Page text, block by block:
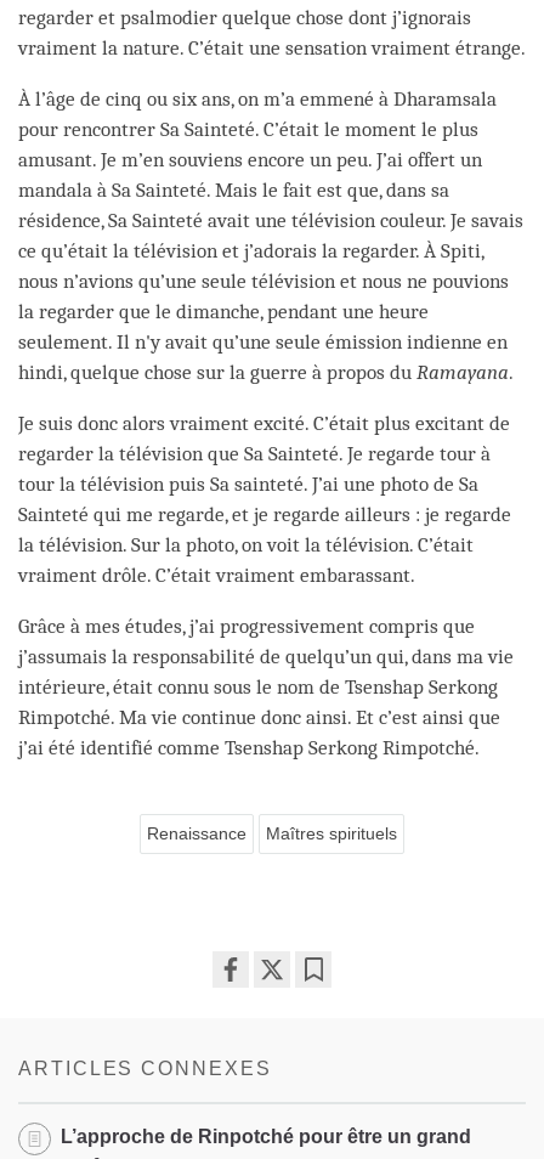
regarder et psalmodier quelque chose dont j’ignorais
vraiment la nature. C’était une sensation vraiment étrange.
À l’âge de cinq ou six ans, on m’a emmené à Dharamsala
pour rencontrer Sa Sainteté. C’était le moment le plus
amusant. Je m’en souviens encore un peu. J’ai offert un
mandala à Sa Sainteté. Mais le fait est que, dans sa
résidence, Sa Sainteté avait une télévision couleur. Je savais
ce qu’était la télévision et j’adorais la regarder. À Spiti,
nous n’avions qu’une seule télévision et nous ne pouvions
la regarder que le dimanche, pendant une heure
seulement. Il n'y avait qu’une seule émission indienne en
hindi, quelque chose sur la guerre à propos du Ramayana.
Je suis donc alors vraiment excité. C’était plus excitant de
regarder la télévision que Sa Sainteté. Je regarde tour à
tour la télévision puis Sa sainteté. J’ai une photo de Sa
Sainteté qui me regarde, et je regarde ailleurs : je regarde
la télévision. Sur la photo, on voit la télévision. C’était
vraiment drôle. C’était vraiment embarassant.
Grâce à mes études, j’ai progressivement compris que
j’assumais la responsabilité de quelqu’un qui, dans ma vie
intérieure, était connu sous le nom de Tsenshap Serkong
Rimpotché. Ma vie continue donc ainsi. Et c’est ainsi que
j’ai été identifié comme Tsenshap Serkong Rimpotché.
Renaissance Maîtres spirituels
ARTICLES CONNEXES
L’approche de Rinpotché pour être un grand